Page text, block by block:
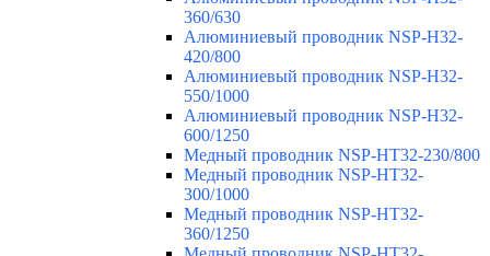
360/630
Алюминиевый проводник NSP-H32-
420/800
Алюминиевый проводник NSP-H32-
550/1000
Алюминиевый проводник NSP-H32-
600/1250
Медный проводник NSP-HT32-230/800
Медный проводник NSP-HT32-
300/1000
Медный проводник NSP-HT32-
360/1250